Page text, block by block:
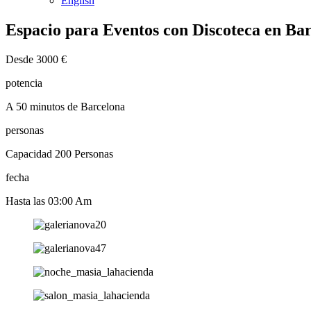
Espacio para Eventos con Discoteca en
Desde 3000 €
potencia
A 50 minutos de Barcelona
personas
Capacidad 200 Personas
fecha
Hasta las 03:00 Am